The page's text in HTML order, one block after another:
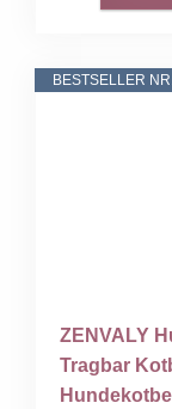
BESTSELLER
ZENVALY
Tragbar